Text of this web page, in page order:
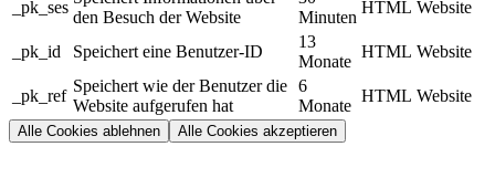
_pk_ses
den Besuch der Website
Minuten
HTML Website
_pk_id Speichert eine Benutzer-ID
13
Monate
HTML Website
_pk_ref
Speichert wie der Benutzer die
Website aufgerufen hat
6
Monate
HTML Website
Alle Cookies ablehnen Alle Cookies akzeptieren